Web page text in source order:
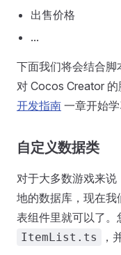
出售价格
...
下面我们将会结合
对 Cocos Creator
开发指南 一章开始学
自定义数据类
对于大多数游戏来
地的数据库，现在
表组件里就可以了
ItemList.ts ，